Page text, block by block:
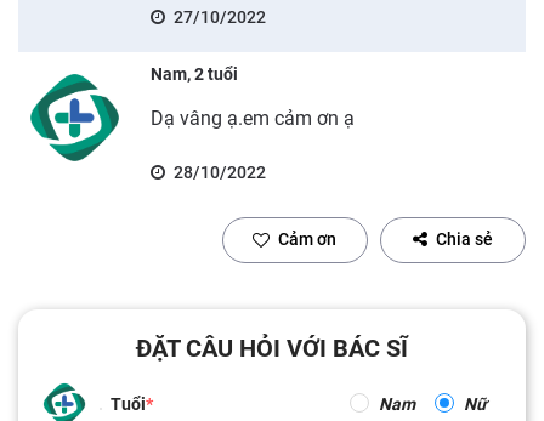
27/10/2022
Nam, 2 tuổi
Dạ vâng ạ.em cảm ơn ạ
28/10/2022
Cảm ơn Chia sẻ
ĐẶT CÂU HỎI VỚI BÁC SĨ
Tuổi Nam Nữ